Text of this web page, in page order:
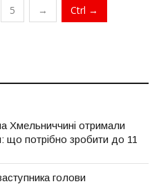
5 → Ctrl →
Хмельниччині отримали
що потрібно зробити до 11
голови